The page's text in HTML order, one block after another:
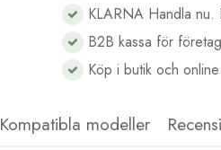
KLARNA Handla nu.
B2B kassa för
Köp i butik och online
Kompatibla modeller